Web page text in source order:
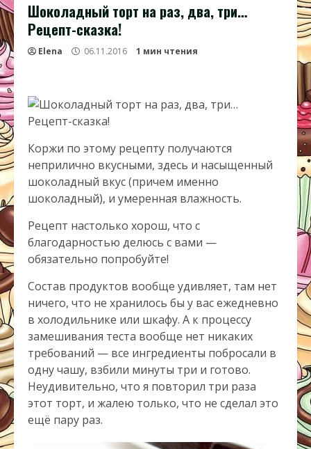
Шоколадный торт на раз, два, три…
Рецепт-сказка!
Elena 06.11.2016 1 мин чтения
Коржи по этому рецепту получаются
неприлично вкусными, здесь и насыщенный
шоколадный вкус (причем именно
шоколадный), и умеренная влажность.
Рецепт настолько хорош, что с
благодарностью делюсь с вами —
обязательно попробуйте!
Состав продуктов вообще удивляет, там нет
ничего, что не хранилось бы у вас ежедневно
в холодильнике или шкафу. А к процессу
замешивания теста вообще нет никаких
требований — все ингредиенты побросали в
одну чашу, взбили минуты три и готово.
Неудивительно, что я повторил три раза
этот торт, и жалею только, что не сделал это
ещё пару раз.